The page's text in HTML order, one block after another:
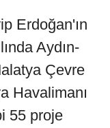
Erdoğan'ın
Aydın-
Çevre
Havalimanı
55 proje